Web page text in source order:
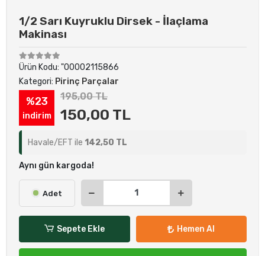
1/2 Sarı Kuyruklu Dirsek - İlaçlama
Makinası
Ürün Kodu: "00002115866
Kategori: Pirinç Parçalar
%23
indirim
195,00 TL
150,00 TL
Havale/EFT ile 142,50 TL
Aynı gün kargoda!
Adet
Sepete Ekle Hemen Al